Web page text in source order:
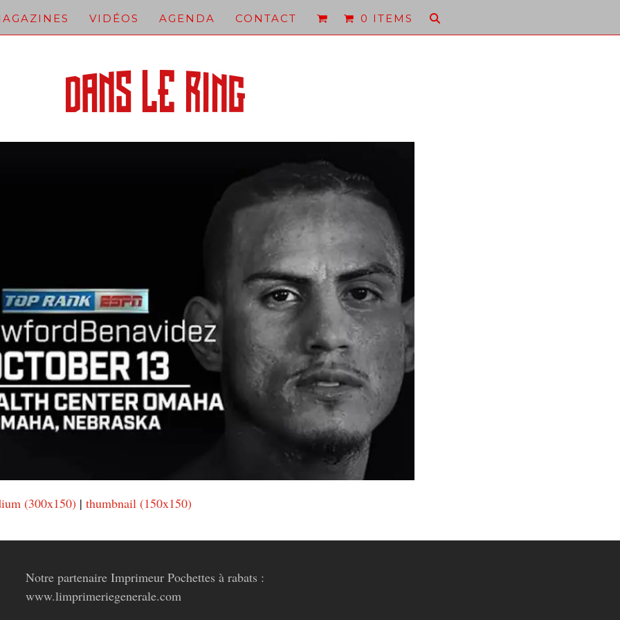
VIDÉOS AGENDA CONTACT 0 ITEMS
(300x150) |thumbnail (150x150)
Notre partenaire Imprimeur Pochettes à rabats :
www.limprimeriegenerale.com